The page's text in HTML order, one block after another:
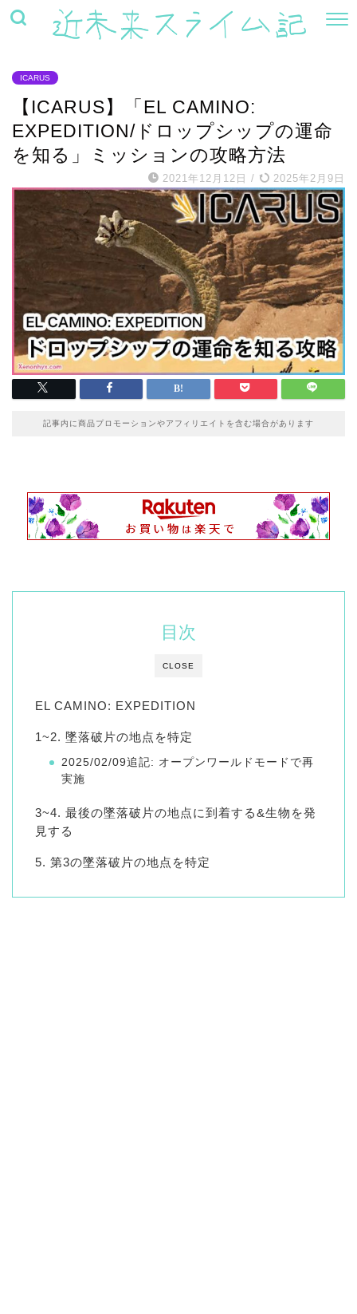
ICARUS
【ICARUS】「EL CAMINO:
EXPEDITION/ドロップシップの運命
を知る」ミッションの攻略方法
2021年12月12日 / 2025年2月9日
記事内に商品プロモーションやアフィリエイトを含む場合があります
CLOSE
目次
EL CAMINO: EXPEDITION
1~2. 墜落破片の地点を特定
2025/02/09追記: オープンワールドモードで再
実施
3~4. 最後の墜落破片の地点に到着する&生物を発
見する
5. 第3の墜落破片の地点を特定